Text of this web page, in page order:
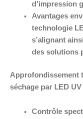
d’impression
Avantages
technologie
s’alignant
des solutions
Approfondissement
séchage par LED UV
Contrôle